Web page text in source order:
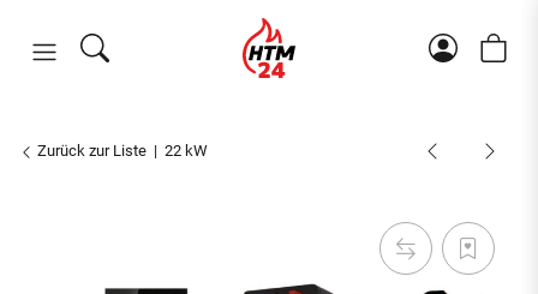
Zurück zur Liste 22 kW